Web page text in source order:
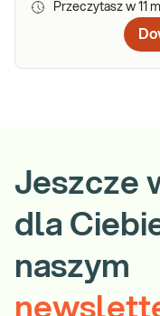
Przeczytasz w 11
Jeszcze
dla
naszym